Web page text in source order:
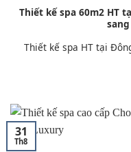
Thiết kế spa 60m2 HT
Thiết kế spa HT tại
31
Th8